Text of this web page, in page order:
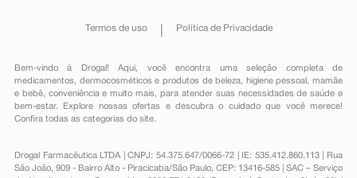
Termos de uso Política de Privacidade
Bem-vindo à Drogal! Aqui, você encontra uma seleção completa de
medicamentos , dermocosméticos e produtos de beleza, higiene pessoal ,mamãe
e bebê, conveniênciae muito mais, para atender suas necessidades de saúde e
bem-estar. Explore nossas ofertas e descubra o cuidado que você merece!
Confira todas as categorias do site.
Drogal Farmacêutica LTDA | CNPJ: 54.375.647/0066-72 | IE: 535.412.860.113 | Rua
São João, 909 - Bairro Alto - Piracicaba/São Paulo, CEP: 13416-585 | SAC – Serviço